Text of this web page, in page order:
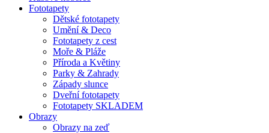
Fototapety
Dětské fototapety
Umění & Deco
Fototapety z cest
Moře & Pláže
Příroda a Květiny
Parky & Zahrady
Západy slunce
Dveřní fototapety
Fototapety SKLADEM
Obrazy
Obrazy na zeď